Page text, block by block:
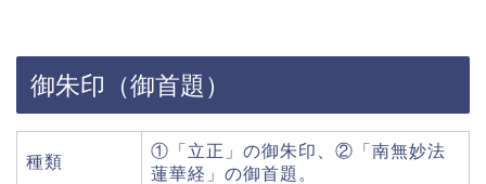
御朱印（御首題）
種類
①「立正」の御朱印、②「南無妙法
蓮華経」の御首題。